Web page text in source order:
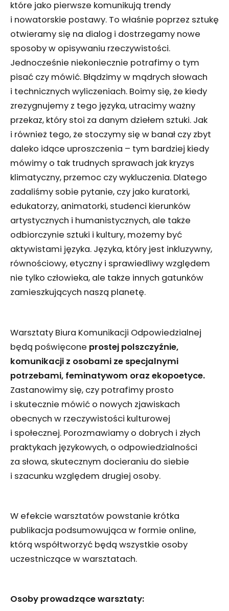
które jako pierwsze komunikują trendy
i nowatorskie postawy. To właśnie poprzez sztukę
otwieramy się na dialog i dostrzegamy nowe
sposoby w opisywaniu rzeczywistości.
Jednocześnie niekoniecznie potrafimy o tym
pisać czy mówić. Błądzimy w mądrych słowach
i technicznych wyliczeniach. Boimy się, że kiedy
zrezygnujemy z tego języka, utracimy ważny
przekaz, który stoi za danym dziełem sztuki. Jak
i również tego, że stoczymy się w banał czy zbyt
daleko idące uproszczenia – tym bardziej kiedy
mówimy o tak trudnych sprawach jak kryzys
klimatyczny, przemoc czy wykluczenia. Dlatego
zadaliśmy sobie pytanie, czy jako kuratorki,
edukatorzy, animatorki, studenci kierunków
artystycznych i humanistycznych, ale także
odbiorczynie sztuki i kultury, możemy być
aktywistami języka. Języka, który jest inkluzywny,
równościowy, etyczny i sprawiedliwy względem
nie tylko człowieka, ale także innych gatunków
zamieszkujących naszą planetę.
Warsztaty Biura Komunikacji Odpowiedzialnej
będą poświęcone prostej polszczyźnie,
komunikacji z osobami ze specjalnymi
potrzebami, feminatywom oraz ekopoetyce.
Zastanowimy się, czy potrafimy prosto
i skutecznie mówić o nowych zjawiskach
obecnych w rzeczywistości kulturowej
i społecznej. Porozmawiamy o dobrych i złych
praktykach językowych, o odpowiedzialności
za słowa, skutecznym docieraniu do siebie
i szacunku względem drugiej osoby.
W efekcie warsztatów powstanie krótka
publikacja podsumowująca w formie online,
którą współtworzyć będą wszystkie osoby
uczestniczące w warsztatach.
Osoby prowadzące warsztaty: